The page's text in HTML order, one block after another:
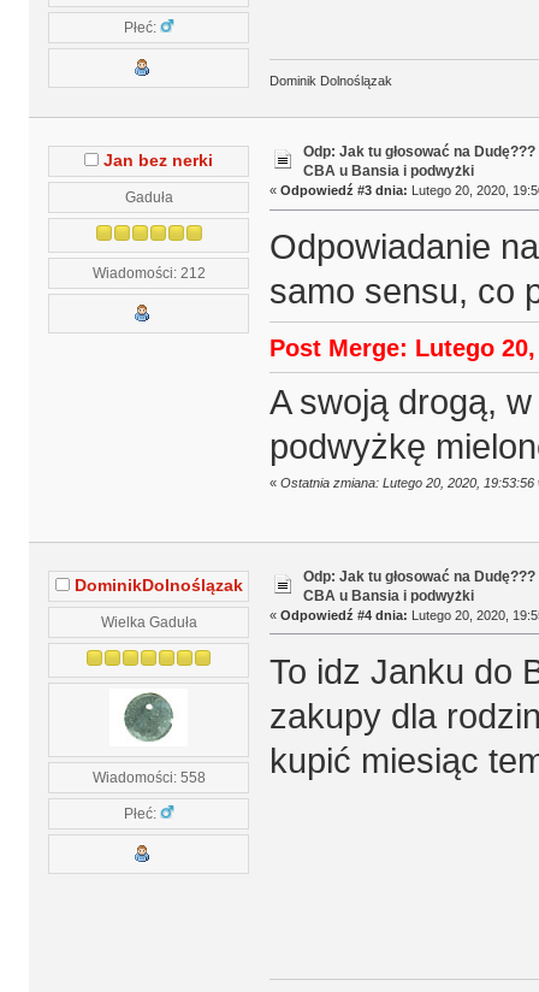
Płeć:
Dominik Dolnoślązak
Jan bez nerki
Gaduła
Wiadomości: 212
Odp: Jak tu głosować na
CBA u Bansia i podwyżki
« Odpowiedź #3 dnia: Lutego 20, 2020,
Odpowiadanie
samo sensu, co
Post Merge: Lutego
A swoją drogą, w
podwyżkę
« Ostatnia zmiana: Lutego 20, 2020,
DominikDolnoślązak
Wielka Gaduła
Wiadomości: 558
Płeć:
Odp: Jak tu głosować na
CBA u Bansia i podwyżki
« Odpowiedź #4 dnia: Lutego 20, 2020,
To idz Janku do
zakupy dla
kupić miesiąc